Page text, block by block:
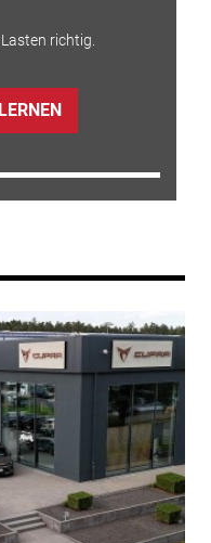
richtig.